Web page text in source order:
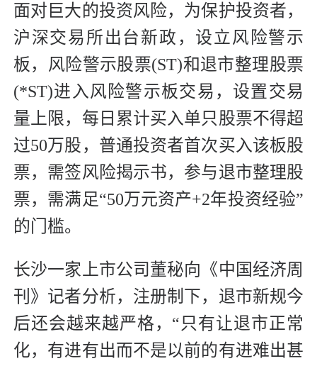
面对巨大的投资风险，为保护投资者，
沪深交易所出台新政，设立风险警示
板，风险警示股票(ST)和退市整理股票
(*ST)进入风险警示板交易，设置交易
量上限，每日累计买入单只股票不得超
过50万股，普通投资者首次买入该板股
票，需签风险揭示书，参与退市整理股
票，需满足“50万元资产+2年投资经验”
的门槛。
长沙一家上市公司董秘向《中国经济周
刊》记者分析，注册制下，退市新规今
后还会越来越严格，“只有让退市正常
化，有进有出而不是以前的有进难出甚